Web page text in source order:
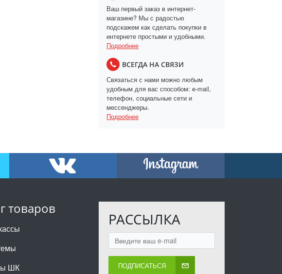
Ваш первый заказ в интернет-
магазине? Мы с радостью
подскажем как сделать покупки в
интернете простыми и удобными.
Подробнее
ВСЕГДА НА СВЯЗИ
Связаться с нами можно любым
удобным для вас способом: e-mail,
телефон, социальные сети и
мессенджеры.
Подробнее
товаров
ШК
РАССЫЛКА
ПОДПИСАТЬСЯ